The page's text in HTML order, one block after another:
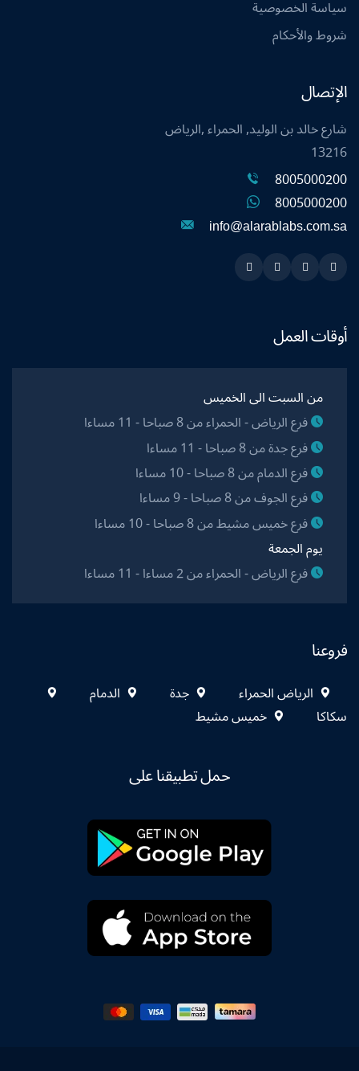
سياسة الخصوصية
شروط والأحكام
الإتصال
شارع خالد بن الوليد, الحمراء ,الرياض
13216
8005000200
8005000200
info@alarablabs.com.sa
Snapchat
Twitter
Linkedin
Instagram
أوقات العمل
من السبت الى الخميس
فرع الرياض - الحمراء من 8 صباحا - 11 مساءا
فرع جدة من 8 صباحا - 11 مساءا
فرع الدمام من 8 صباحا - 10 مساءا
فرع الجوف من 8 صباحا - 9 مساءا
فرع خميس مشيط من 8 صباحا - 10 مساءا
يوم الجمعة
فرع الرياض - الحمراء من 2 مساءا - 11 مساءا
فروعنا
الرياض الحمراء جدة
الدمام
سكاكا
خميس مشيط
حمل تطبيقنا على